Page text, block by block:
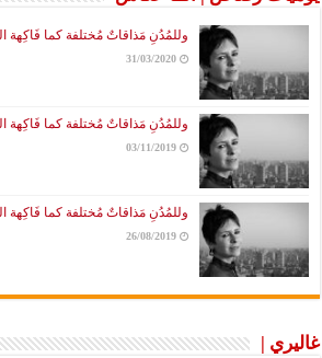
وللمُدُنِ مَذاقاتٌ مُختلفة كما فَاكِهة
31/03/2020
وللمُدُنِ مَذاقاتٌ مُختلفة كما فَاكِهة
03/11/2019
وللمُدُنِ مَذاقاتٌ مُختلفة كما فَاكِهة
26/08/2019
غاليري |